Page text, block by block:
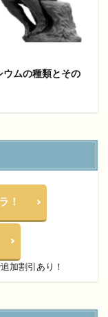
ウムの種類とその
！
加割引あり！